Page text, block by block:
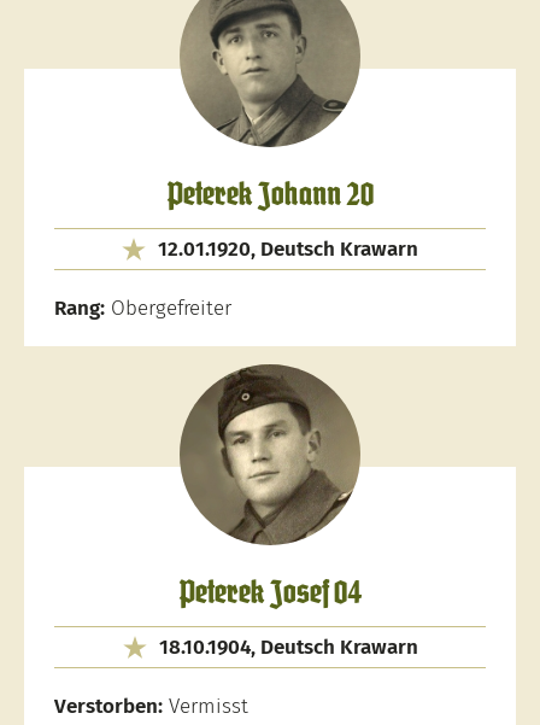
Peterek Johann 20
12.01.1920, Deutsch Krawarn
Rang: Obergefreiter
Peterek Josef 04
18.10.1904, Deutsch Krawarn
Verstorben: Vermisst